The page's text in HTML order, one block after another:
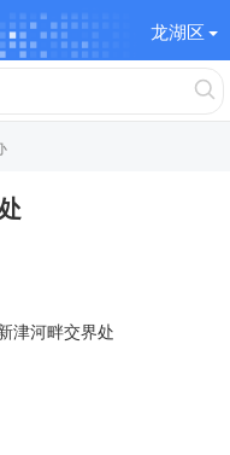
龙湖区
津河畔交界处